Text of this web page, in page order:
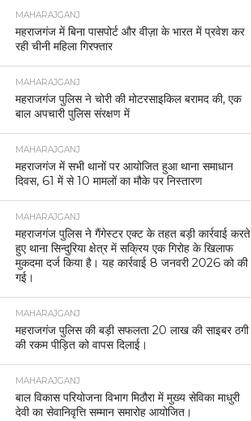
MAHARAJGANJ
महराजगंज में बिना पासपोर्ट और वीज़ा के भारत में प्रवेश कर
रही चीनी महिला गिरफ्तार
MAHARAJGANJ
महराजगंज पुलिस ने चोरी की मोटरसाइकिल बरामद की, एक
बाल अपचारी पुलिस संरक्षण में
MAHARAJGANJ
महराजगंज में सभी थानों पर आयोजित हुआ थाना समाधान
दिवस, 61 में से 10 मामलों का मौके पर निस्तारण
MAHARAJGANJ
महराजगंज पुलिस ने गैंगेस्टर एक्ट के तहत बड़ी कार्रवाई करते
हुए थाना सिन्दुरिया क्षेत्र में सक्रिय एक गिरोह के खिलाफ
मुकदमा दर्ज किया है। यह कार्रवाई 8 जनवरी 2026 को की
गई।
MAHARAJGANJ
महराजगंज पुलिस की बड़ी सफलता 20 लाख की साइबर ठगी
की रकम पीड़ित को वापस दिलाई।
MAHARAJGANJ
बाल विकास परियोजना विभाग मिठौरा में मुख्य सेविका माधुरी
देवी का सेवानिवृत्ति सम्मान समारोह आयोजित।